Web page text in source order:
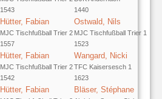
1543
1440
Hütter, Fabian
MJC Tischfußball Trier 2
1557
Ostwald, Nils
MJC Tischfußball Trier 1
1523
Hütter, Fabian
MJC Tischfußball Trier 2
1542
Wangard, Nicki
TFC Kaisersesch 1
1623
Hütter, Fabian Bläser, Stéphane